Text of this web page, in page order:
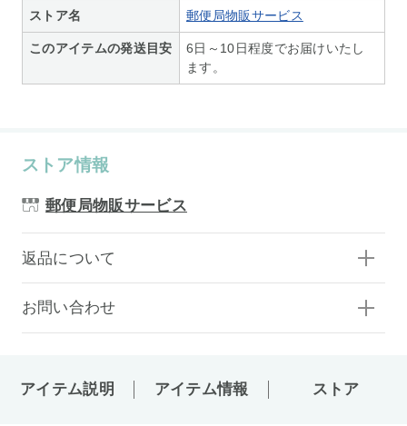
ストア名 郵便局物販サービス
このアイテムの発送目安
6日～10日程度でお届けいたし
ます。
ストア情報
郵便局物販サービス
返品について
お問い合わせ
アイテム説明 アイテム情報 ストア